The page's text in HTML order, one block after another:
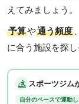
えてみましょう。
予算や通う頻度 、
に合う施設を探し
スポーツジム
自分のペースで運動